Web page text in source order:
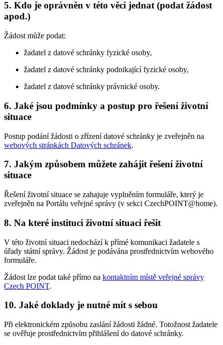
5. Kdo je oprávněn v této věci jednat (podat žádost
apod.)
Žádost může podat:
žadatel z datové schránky fyzické osoby,
žadatel z datové schránky podnikající fyzické osoby,
žadatel z datové schránky právnické osoby.
6. Jaké jsou podmínky a postup pro řešení životní
situace
Postup podání žádosti o zřízení datové schránky je zveřejněn na
webových stránkách Datových schránek.
7. Jakým způsobem můžete zahájit řešení životní
situace
Řešení životní situace se zahajuje vyplněním formuláře, který je
zveřejněn na Portálu veřejné správy (v sekci CzechPOINT@home).
8. Na které instituci životní situaci řešit
V této životní situaci nedochází k přímé komunikaci žadatele s
úřady státní správy. Žádost je podávána prostřednictvím webového
formuláře.
Žádost lze podat také přímo na kontaktním místě veřejné správy
Czech POINT.
10. Jaké doklady je nutné mít s sebou
Při elektronickém způsobu zaslání žádosti žádné. Totožnost žadatele
se ověřuje prostřednictvím přihlášení do datové schránky.